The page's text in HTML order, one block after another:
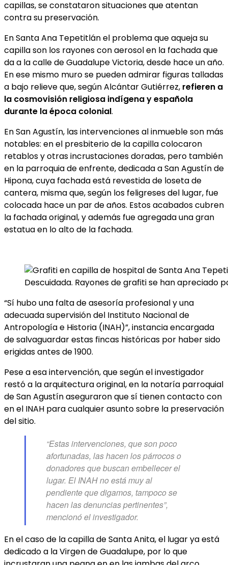
capillas, se constataron situaciones que atentan
contra su preservación.
En Santa Ana Tepetitlán el problema que aqueja su
capilla son los rayones con aerosol en la fachada que
da a la calle de Guadalupe Victoria, desde hace un año.
En ese mismo muro se pueden admirar figuras talladas
a bajo relieve que, según Alcántar Gutiérrez, refieren a
la cosmovisión religiosa indígena y española
durante la época colonial.
En San Agustín, las intervenciones al inmueble son más
notables: en el presbiterio de la capilla colocaron
retablos y otras incrustaciones doradas, pero también
en la parroquia de enfrente, dedicada a San Agustín de
Hipona, cuya fachada está revestida de loseta de
cantera, misma que, según los feligreses del lugar, fue
colocada hace un par de años. Estos acabados cubren
la fachada original, y además fue agregada una gran
estatua en lo alto de la fachada.
Descuidada. Rayones de grafiti se han apreciado
“Sí hubo una falta de asesoría profesional y una
adecuada supervisión del Instituto Nacional de
Antropología e Historia (INAH)”, instancia encargada
de salvaguardar estas fincas históricas por haber sido
erigidas antes de 1900.
Pese a esa intervención, que según el investigador
restó a la arquitectura original, en la notaría parroquial
de San Agustín aseguraron que sí tienen contacto con
en el INAH para cualquier asunto sobre la preservación
del sitio.
“Estas intervenciones, que son poco
afortunadas, las hacen los párrocos o
donadores que buscan embellecer el
lugar. El INAH no está muy al
pendiente que digamos, tampoco se
hacen las denuncias pertinentes”,
mencionó el investigador.
En el caso de la capilla de Santa Anita, el lugar ya está
dedicado a la Virgen de Guadalupe, por lo que